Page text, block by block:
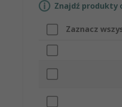
Znajdź produkty
Zaznacz